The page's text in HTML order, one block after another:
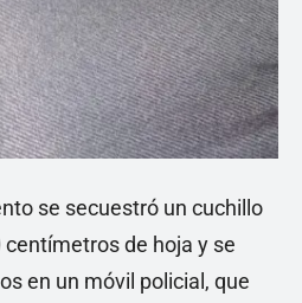
se secuestró un cuchillo
de hoja y se
en un móvil policial, que